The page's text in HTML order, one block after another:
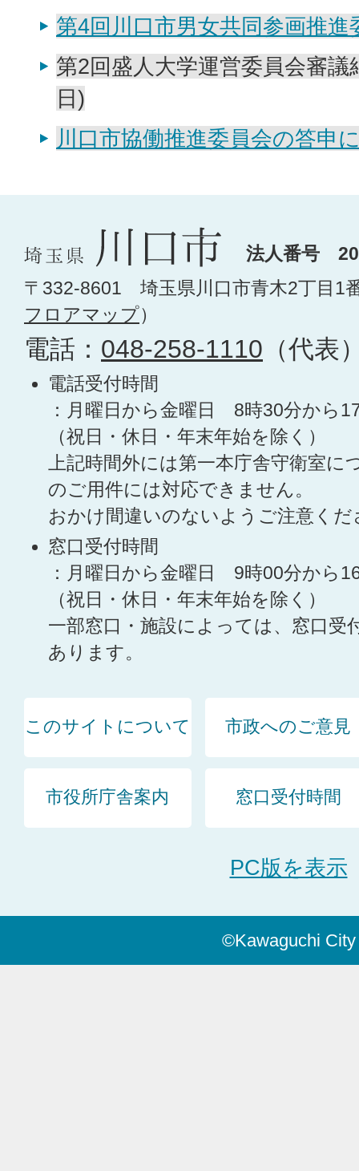
第4回川口市男女共同参画推進
第2回盛人大学運営委員会審議
日)
川口市協働推進委員会の答申
法人番号
〒332-8601 埼玉県川口市青木2丁目1
フロアマップ）
電話： 048-258-1110 （代表
電話受付時間
：月曜日から金曜日 8時30分から
（祝日・休日・年末年始を除く）
上記時間外には第一本庁舎守衛室に
のご用件には対応できません。
おかけ間違いのないようご注意くだ
窓口受付時間
：月曜日から金曜日 9時00分から
（祝日・休日・年末年始を除く）
一部窓口・施設によっては、窓口受
あります。
このサイトについて 市政へのご意見
市役所庁舎案内 窓口受付時間
PC版を表示
©Kawaguchi City